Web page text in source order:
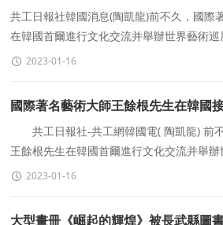
共工日報社韓國消息(陶凱龍)前不久，國際
在韓國首爾進行文化交流并舉辦世界藝術
合采訪!王餘根大師在接受媒體采訪時表示：&
2023-01-16
國際著名藝術大師王餘根先生在韓國
共工日報社-共工網韓國電( 陶凱龍) 前
王餘根先生在韓國首爾進行文化交流并舉
家媒體的聯合采訪! 王餘根大師在接受媒
2023-01-16
大型畫冊《崛起的輝煌》被長武縣圖